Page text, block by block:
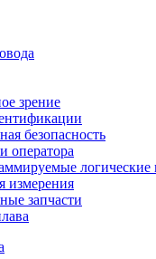
зрение
безопасность
оператора
логические
измерения
запчасти